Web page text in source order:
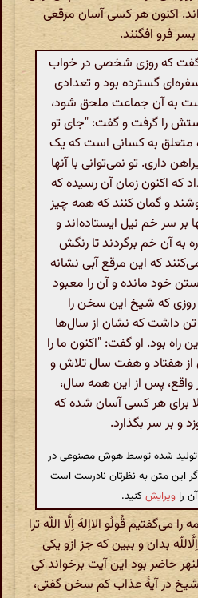
اکنون هر کسی آسان مرقعی
فرو افگنند.
که روزی شخصی در خواب
گسترده بود و تعدادی
به آن جماعت ملحق شود،
دستش را گرفت و گفت: "جای تو
متعلق به کسانی است که یک
داری. تو نمی‌توانی با آنها
که اکنون زمان آن رسیده که
و گمان کنند که همه چیز
سر خم نیل ایستاده‌اند و
به آن خم برگردند تا رنگش
که این مرقع آبی نشانه
خود مانده و آن را معبود
که شیخ این سخن را
داشت که نشان از سال‌ها
بود. او گفت: "اکنون ما را
هفتاد و هفت سال تلاش و
واقع، پس از این همه سال،
برای هر کسی آسان شده که
و بر سر بگذارد.
تولید شده توسط هوش مصنوعی در
اگر این متن به نظرتان نادرست است
را ویرایشکنید.
قُولُو الااِلهَ اِلَّا اللّه ترا
بدان و ببین که جز ازو یکی
حاضر بود این آیت برخواند کی
شیخ در آیۀ عذاب کم سخن گفتی،